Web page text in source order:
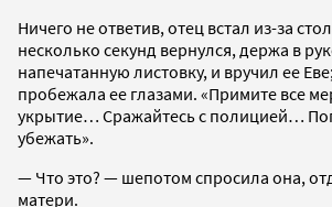
Ничего не ответив, отец встал из-за
несколько секунд вернулся, держа в
напечатанную листовку, и вручил ее
пробежала ее глазами. «Примите все
укрытие… Сражайтесь с полицией…
убежать».
— Что это? — шепотом спросила она,
матери.